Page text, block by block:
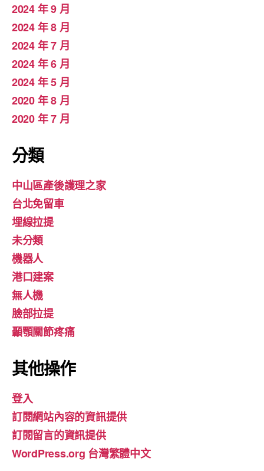
2024 年 9 月
2024 年 8 月
2024 年 7 月
2024 年 6 月
2024 年 5 月
2020 年 8 月
2020 年 7 月
分類
中山區產後護理之家
台北免留車
埋線拉提
未分類
機器人
港口建案
無人機
臉部拉提
顳顎關節疼痛
其他操作
登入
訂閱網站內容的資訊提供
訂閱留言的資訊提供
WordPress.org 台灣繁體中文